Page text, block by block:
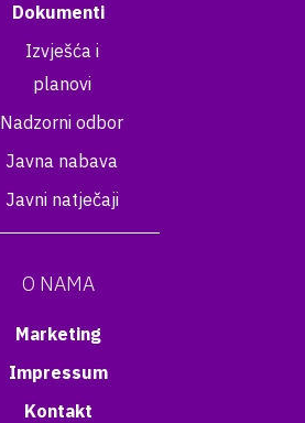
Dokumenti
Izvješća i
planovi
Nadzorni odbor
Javna nabava
Javni natječaji
O NAMA
Marketing
Impressum
Kontakt